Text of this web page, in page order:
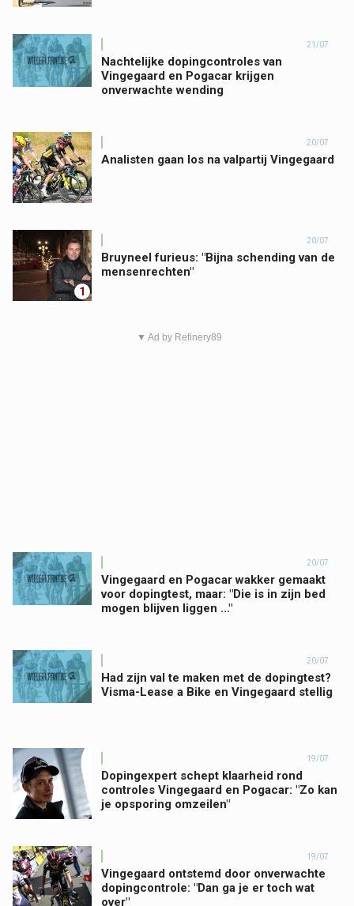
21/07
Nachtelijke dopingcontroles van
Vingegaard en Pogacar krijgen
onverwachte wending
20/07
Analisten gaan los na valpartij Vingegaard
1
20/07
Bruyneel furieus: "Bijna schending van de
mensenrechten"
▼ Ad by Refinery89
20/07
Vingegaard en Pogacar wakker gemaakt
voor dopingtest, maar: "Die is in zijn bed
mogen blijven liggen ..."
20/07
Had zijn val te maken met de dopingtest?
Visma-Lease a Bike en Vingegaard stellig
19/07
Dopingexpert schept klaarheid rond
controles Vingegaard en Pogacar: "Zo kan
je opsporing omzeilen"
19/07
Vingegaard ontstemd door onverwachte
dopingcontrole: "Dan ga je er toch wat
over"